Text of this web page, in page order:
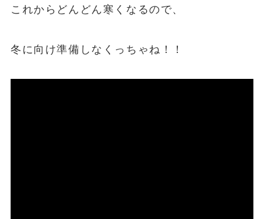
これからどんどん寒くなるので、
冬に向け準備しなくっちゃね！！